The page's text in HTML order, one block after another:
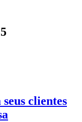
clientes